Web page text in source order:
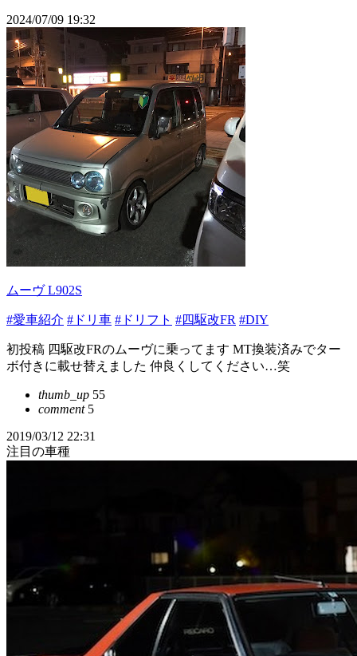
2024/07/09 19:32
ムーヴ L902S
#愛車紹介 #ドリ車 #ドリフト #四駆改FR #DIY
初投稿 四駆改FRのムーヴに乗ってます MT換装済みでター
ボ付きに載せ替えました 仲良くしてください…笑
thumb_up 55
comment5
2019/03/12 22:31
注目の車種